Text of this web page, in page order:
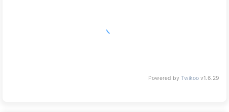
Powered by Twikoo v1.6.29